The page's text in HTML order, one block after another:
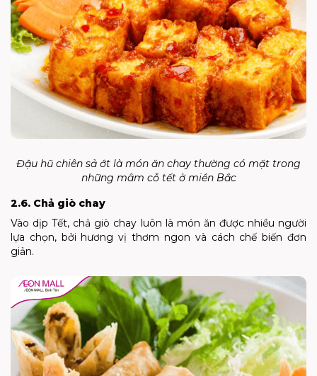
Đậu hũ chiên sả ớt là món ăn chay thường có mặt trong
những mâm cỗ tết ở miền Bắc
2.6. Chả giò chay
Vào dịp Tết, chả giò chay luôn là món ăn được nhiều người
lựa chọn, bởi hương vị thơm ngon và cách chế biến đơn
giản.